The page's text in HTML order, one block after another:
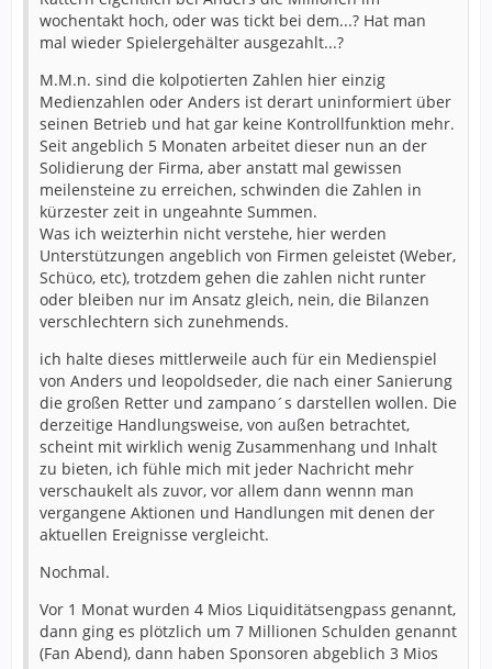
wochentakt hoch, oder was tickt bei dem...? Hat man
mal wieder Spielergehälter ausgezahlt...?
M.M.n. sind die kolpotierten Zahlen hier einzig
Medienzahlen oder Anders ist derart uninformiert über
seinen Betrieb und hat gar keine Kontrollfunktion mehr.
Seit angeblich 5 Monaten arbeitet dieser nun an der
Solidierung der Firma, aber anstatt mal gewissen
meilensteine zu erreichen, schwinden die Zahlen in
kürzester zeit in ungeahnte Summen.
Was ich weizterhin nicht verstehe, hier werden
Unterstützungen angeblich von Firmen geleistet (Weber,
Schüco, etc), trotzdem gehen die zahlen nicht runter
oder bleiben nur im Ansatz gleich, nein, die Bilanzen
verschlechtern sich zunehmends.
ich halte dieses mittlerweile auch für ein Medienspiel
von Anders und leopoldseder, die nach einer Sanierung
die großen Retter und zampano´s darstellen wollen. Die
derzeitige Handlungsweise, von außen betrachtet,
scheint mit wirklich wenig Zusammenhang und Inhalt
zu bieten, ich fühle mich mit jeder Nachricht mehr
verschaukelt als zuvor, vor allem dann wennn man
vergangene Aktionen und Handlungen mit denen der
aktuellen Ereignisse vergleicht.
Nochmal.
Vor 1 Monat wurden 4 Mios Liquiditätsengpass genannt,
dann ging es plötzlich um 7 Millionen Schulden genannt
(Fan Abend), dann haben Sponsoren abgeblich 3 Mios